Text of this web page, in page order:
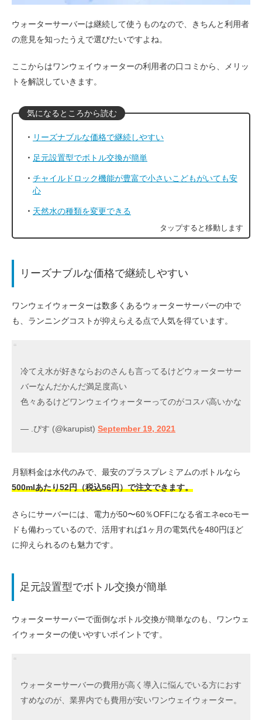
ウォーターサーバーは継続して使うものなので、きちんと利用者
の意見を知ったうえで選びたいですよね。
ここからはワンウェイウォーターの利用者の口コミから、メリッ
トを解説していきます。
リーズナブルな価格で継続しやすい
足元設置型でボトル交換が簡単
チャイルドロック機能が豊富で小さいこどもがいても安
心
天然水の種類を変更できる
リーズナブルな価格で継続しやすい
ワンウェイウォーターは数多くあるウォーターサーバーの中で
も、ランニングコストが抑えらえる点で人気を得ています。
冷てえ水が好きならおのさんも言ってるけどウォーターサー
バーなんだかんだ満足度高い
色々あるけどワンウェイウォーターってのがコスパ高いかな
— .ぴす (@karupist) September 19, 2021
月額料金は水代のみで、最安のプラスプレミアムのボトルなら
500mlあたり52円（税込56円）で注文できます。
さらにサーバーには、電力が50〜60％OFFになる省エネecoモー
ドも備わっているので、活用すれば1ヶ月の電気代を480円ほど
に抑えられるのも魅力です。
足元設置型でボトル交換が簡単
ウォーターサーバーで面倒なボトル交換が簡単なのも、ワンウェ
イウォーターの使いやすいポイントです。
ウォーターサーバーの費用が高く導入に悩んでいる方におす
すめなのが、業界内でも費用が安いワンウェイウォーター。